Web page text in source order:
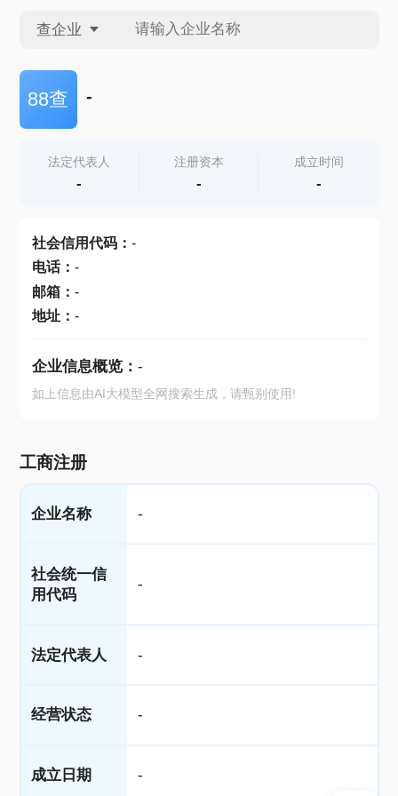
查企业
查企业
查产地
88查 -
法定代表人
-
注册资本
-
成立时间
-
社会信用代码： -
电话： -
邮箱： -
地址： -
企业信息概览： -
如上信息由AI大模型全网搜索生成，请甄别使用!
工商注册
企业名称 -
社会统一信
用代码
-
法定代表人 -
经营状态 -
成立日期 -